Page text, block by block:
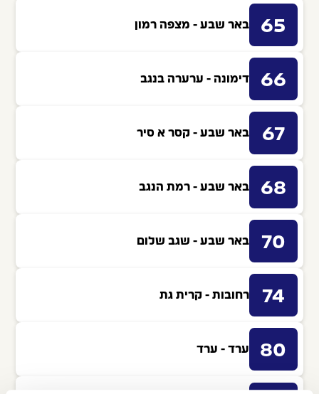
65 באר שבע - מצפה רמון
66 דימונה - ערערה בנגב
67 באר שבע - קסר א סיר
68 באר שבע - רמת הנגב
70 באר שבע - שגב שלום
74 רחובות - קרית גת
80 ערד - ערד